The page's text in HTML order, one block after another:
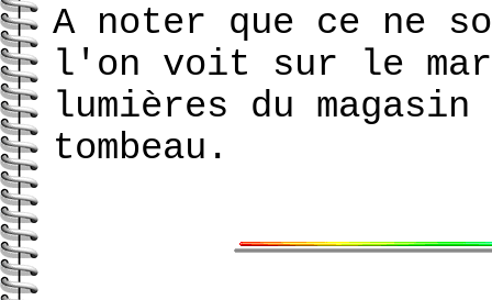
A noter que ce ne
l'on voit sur le
lumières du
tombeau.